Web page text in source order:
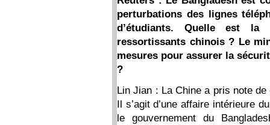
perturbations des lignes
d’étudiants. Quelle est
ressortissants chinois ? Le
mesures pour assurer la
?
Lin Jian : La Chine a pris note
Il s’agit d’une affaire intérieure
le gouvernement du